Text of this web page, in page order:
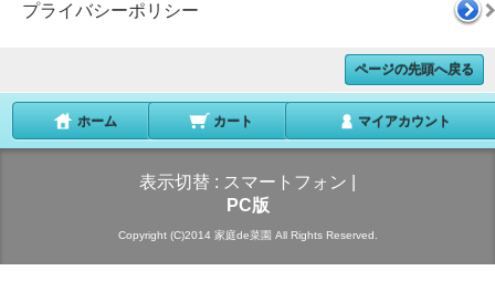
プライバシーポリシー
ページの先頭へ戻る
ホーム カート マイアカウント
表示切替 : スマートフォン
PC版
Copyright (C)2014 家庭de菜園 All Rights Reserved.